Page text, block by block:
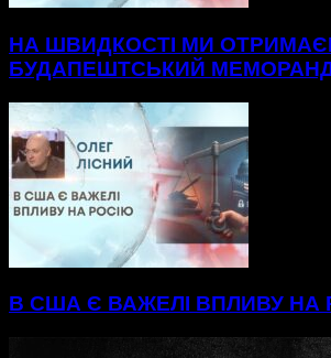
НА ШВИДКОСТІ МИ
БУДАПЕШТСЬКИЙ
В США Є ВАЖЕЛІ ВПЛИВУ НА